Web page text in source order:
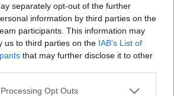
separately opt-out of the further
information by third parties on the
participants. This information may
us to third parties on the IAB’s List of
that may further disclose it to other
website/app uses one or more Google
Opt Outs
Ταϊλάνδη: Σκότωσε τον